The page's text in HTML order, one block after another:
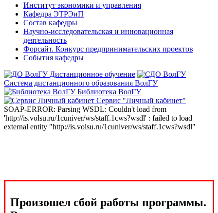
Институт экономики и управления
Кафедра ЭТРЭиП
Состав кафедры
Научно-исследовательская и инновационная
деятельность
Форсайт. Конкурс предпринимательских проектов
События кафедры
Дистанционное обучение
Система дистанционного образования ВолГУ
Библиотека ВолГУ
Сервис "Личный кабинет"
SOAP-ERROR: Parsing WSDL: Couldn't load from
'http://is.volsu.ru/1cuniver/ws/staff.1cws?wsdl' : failed to load
external entity "http://is.volsu.ru/1cuniver/ws/staff.1cws?wsdl"
Произошел сбой работы программы.